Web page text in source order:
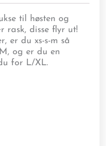
til høsten og
rask, disse flyr ut!
er du xs-s-m så
og er du en
for L/XL.